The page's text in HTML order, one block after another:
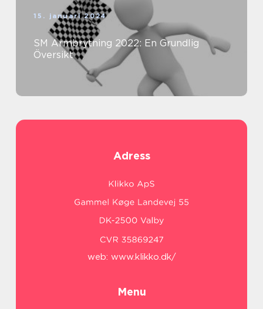
15. januari 2024
SM Armbrytning 2022: En Grundlig
Översikt
Adress
web: www.klikko.dk/
Menu